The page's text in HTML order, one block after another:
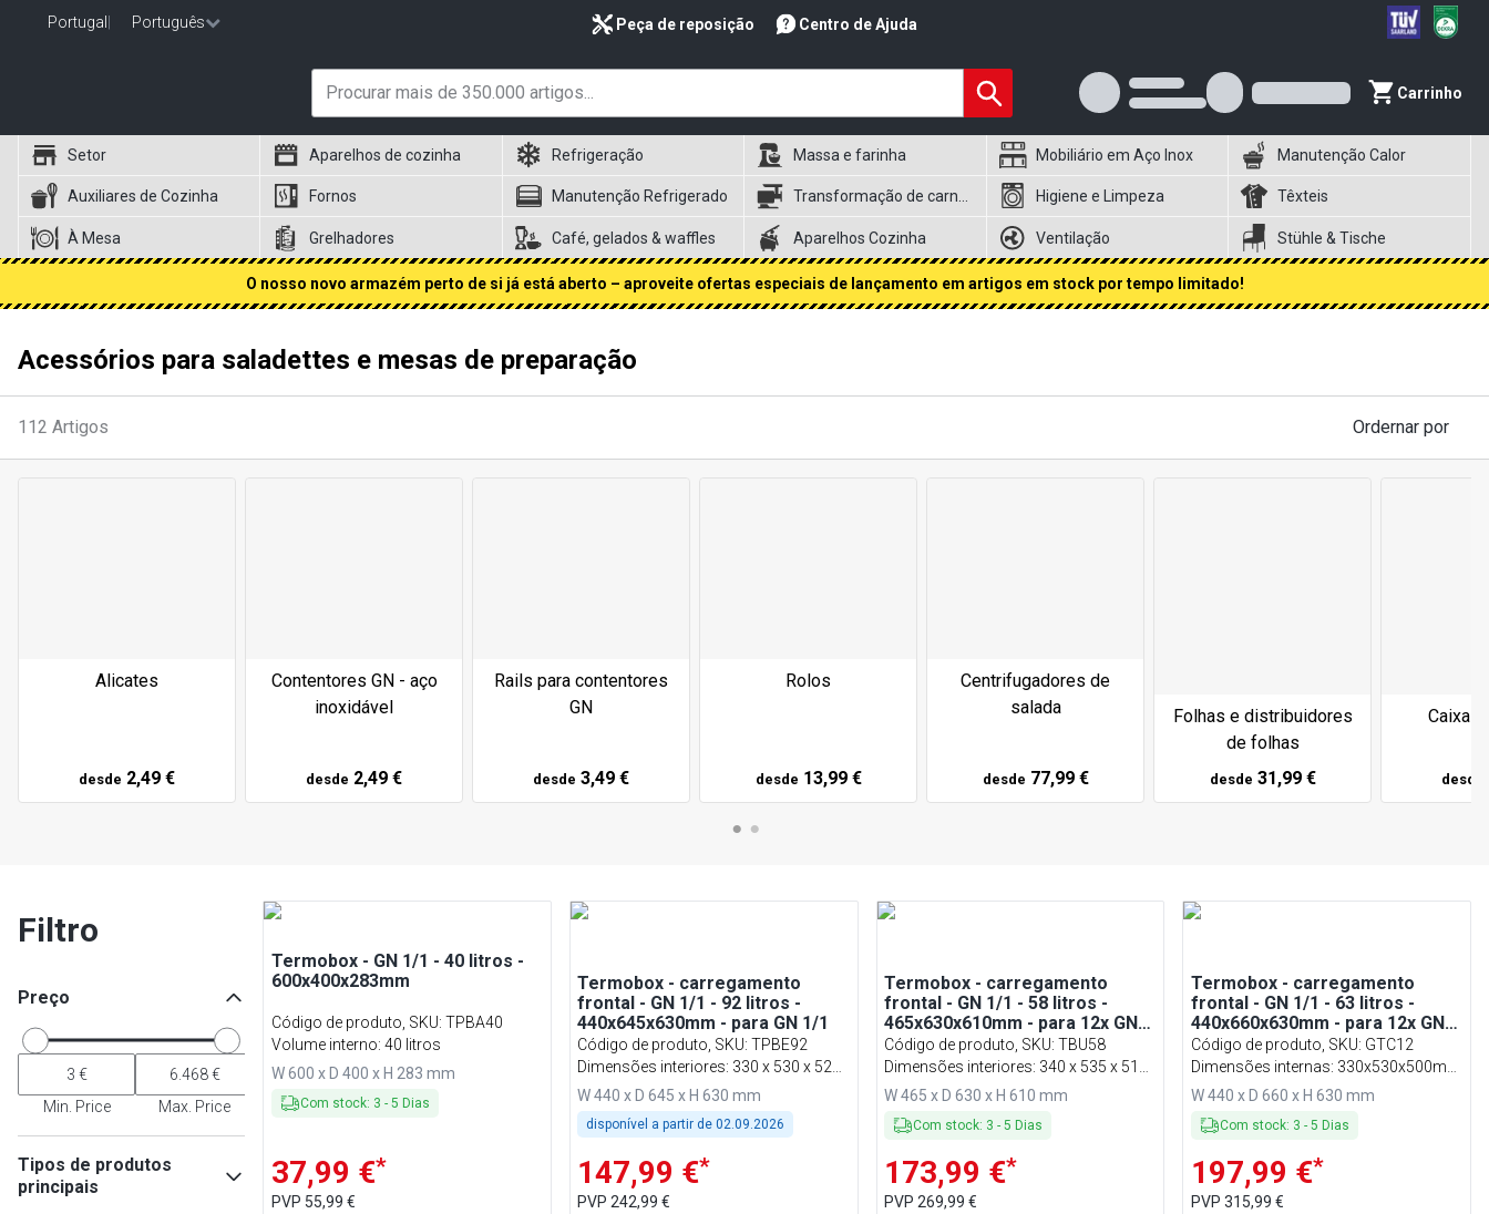
Portugal Português Peça de reposição Centro de Ajuda
Carrinho
Setor Aparelhos de cozinha Refrigeração Massa e farinha Mobiliário em Aço Inox Manutenção Calor
Auxiliares de Cozinha Fornos Manutenção Refrigerado Higiene e Limpeza Têxteis
À Mesa Grelhadores Café, gelados & waffles Aparelhos Cozinha Ventilação Stühle & Tische
O nosso novo armazém perto de si já está aberto – aproveite ofertas especiais de lançamento em artigos em stock por tempo limitado!
Acessórios para saladettes e mesas de preparação
112 Artigos Ordernar por
Alicates
desde 2,49 €
Contentores GN - aço
inoxidável
desde 2,49 €
Rails para contentores
GN
desde 3,49 €
Rolos
desde 13,99 €
Centrifugadores de
salada
desde 77,99 €
Folhas e distribuidores
de folhas
desde 31,99 €
Caixas
desde
Filtro
Preço
Min. Price Max. Price
Tipos de produtos
principais
Termobox - GN 1/1 - 40 litros -
600x400x283mm
Código de produto, SKU: TPBA40
Volume interno: 40 litros
W 600 x D 400 x H 283 mm
Com stock: 3 - 5 Dias
37,99 €*
PVP 55,99 €
Termobox - carregamento
frontal - GN 1/1 - 92 litros -
440x645x630mm - para GN 1/1
Código de produto, SKU:TPBE92
Dimensões interiores: 330 x 530 x 525
mm (LxPxA)
W 440 x D 645 x H 630 mm
disponível a partir de02.09.2026
147,99 €*
PVP242,99 €
Termobox - carregamento
frontal - GN 1/1 - 58 litros -
465x630x610mm - para 12x GN
1/1
Código de produto, SKU:TBU58
Dimensões interiores: 340 x 535 x 510
mm (LxPxA)
W 465 x D 630 x H 610 mm
Com stock: 3 -5 Dias
173,99 €*
PVP269,99 €
Termobox - carregamento
frontal - GN 1/1 - 63 litros -
440x660x630mm - para 12x GN
1/1
Código de produto, SKU: GTC12
Dimensões internas: 330x530x500mm
(LxPxA)
W 440 x D 660 x H 630 mm
Com stock: 3 - 5 Dias
197,99 €*
PVP 315,99 €